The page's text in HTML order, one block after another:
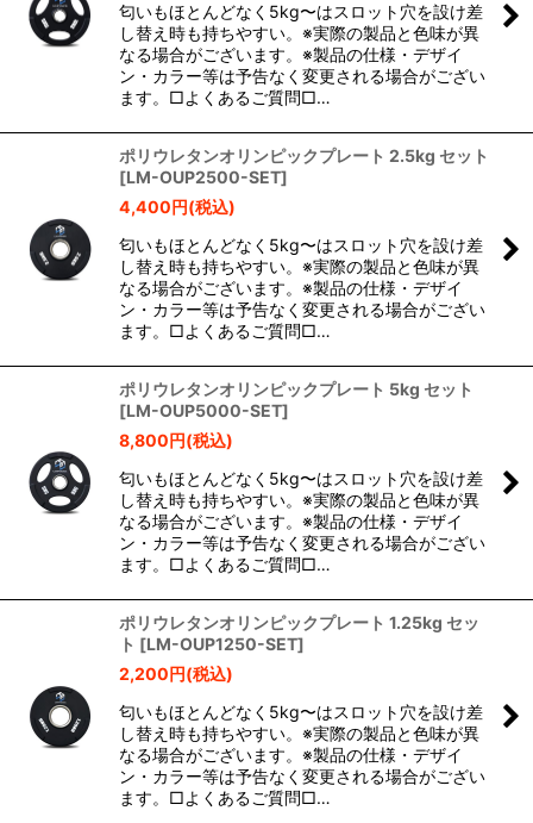
匂いもほとんどなく5kg〜はスロット穴を設け差
し替え時も持ちやすい。※実際の製品と色味が異
なる場合がございます。※製品の仕様・デザイ
ン・カラー等は予告なく変更される場合がござい
ます。□よくあるご質問□…
ポリウレタンオリンピックプレート 2.5kg セット
[LM-OUP2500-SET]
4,400円(税込)
匂いもほとんどなく5kg〜はスロット穴を設け差
し替え時も持ちやすい。※実際の製品と色味が異
なる場合がございます。※製品の仕様・デザイ
ン・カラー等は予告なく変更される場合がござい
ます。□よくあるご質問□…
ポリウレタンオリンピックプレート 5kg セット
[LM-OUP5000-SET]
8,800円(税込)
匂いもほとんどなく5kg〜はスロット穴を設け差
し替え時も持ちやすい。※実際の製品と色味が異
なる場合がございます。※製品の仕様・デザイ
ン・カラー等は予告なく変更される場合がござい
ます。□よくあるご質問□…
ポリウレタンオリンピックプレート 1.25kg セッ
ト [LM-OUP1250-SET]
2,200円(税込)
匂いもほとんどなく5kg〜はスロット穴を設け差
し替え時も持ちやすい。※実際の製品と色味が異
なる場合がございます。※製品の仕様・デザイ
ン・カラー等は予告なく変更される場合がござい
ます。□よくあるご質問□…